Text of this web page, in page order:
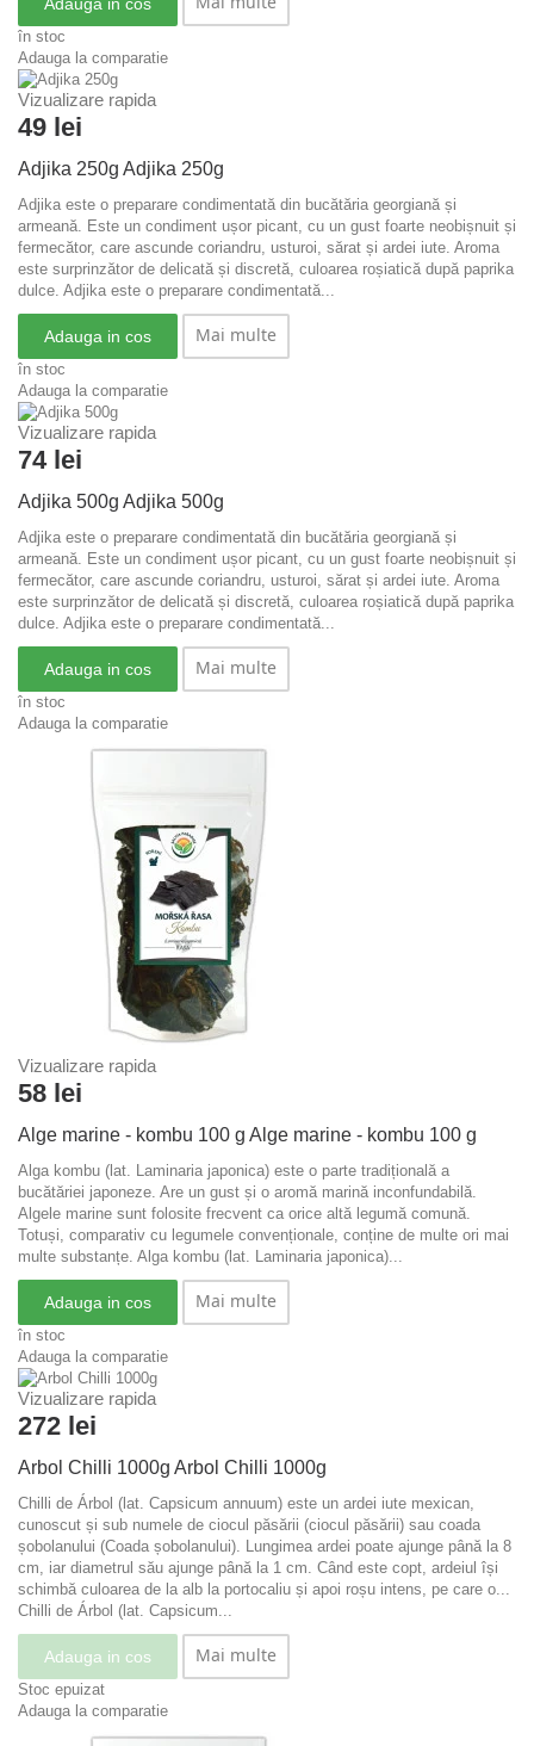
în stoc
Adauga la comparatie
Vizualizare rapida
49 lei
Adjika 250g Adjika 250g
Adjika este o preparare condimentată din bucătăria georgiană și
armeană. Este un condiment ușor picant, cu un gust foarte neobișnuit și
fermecător, care ascunde coriandru, usturoi, sărat și ardei iute. Aroma
este surprinzător de delicată și discretă, culoarea roșiatică după paprika
dulce. Adjika este o preparare condimentată...
Adauga in cos Mai multe
în stoc
Adauga la comparatie
Vizualizare rapida
74 lei
Adjika 500g Adjika 500g
Adjika este o preparare condimentată din bucătăria georgiană și
armeană. Este un condiment ușor picant, cu un gust foarte neobișnuit și
fermecător, care ascunde coriandru, usturoi, sărat și ardei iute. Aroma
este surprinzător de delicată și discretă, culoarea roșiatică după paprika
dulce. Adjika este o preparare condimentată...
Adauga in cos Mai multe
în stoc
Adauga la comparatie
Vizualizare rapida
58 lei
Alge marine - kombu 100 g Alge marine - kombu 100 g
Alga kombu (lat. Laminaria japonica) este o parte tradițională a
bucătăriei japoneze. Are un gust și o aromă marină inconfundabilă.
Algele marine sunt folosite frecvent ca orice altă legumă comună.
Totuși, comparativ cu legumele convenționale, conține de multe ori mai
multe substanțe. Alga kombu (lat. Laminaria japonica)...
Adauga in cos Mai multe
în stoc
Adauga la comparatie
Vizualizare rapida
272 lei
Arbol Chilli 1000g Arbol Chilli 1000g
Chilli de Árbol (lat. Capsicum annuum) este un ardei iute mexican,
cunoscut și sub numele de ciocul păsării (ciocul păsării) sau coada
șobolanului (Coada șobolanului). Lungimea ardei poate ajunge până la 8
cm, iar diametrul său ajunge până la 1 cm. Când este copt, ardeiul își
schimbă culoarea de la alb la portocaliu și apoi roșu intens, pe care o...
Chilli de Árbol (lat. Capsicum...
Adauga in cos Mai multe
Stoc epuizat
Adauga la comparatie